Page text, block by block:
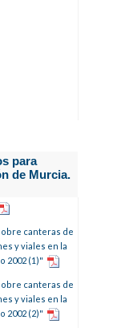
para
de Murcia.
canteras de
y viales en la
2002 (1)"
canteras de
y viales en la
2002 (2)"